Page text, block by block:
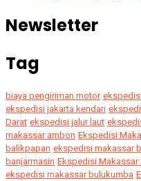
Newsletter
Tag
biaya pengiriman motor
ekspedisi jakarta kendari
Darat ekspedisi jalur laut
makassar ambon Ekspedisi
balikpapan ekspedisi makassar
banjarmasin Ekspedisi Makassar
ekspedisi makassar bulukumba